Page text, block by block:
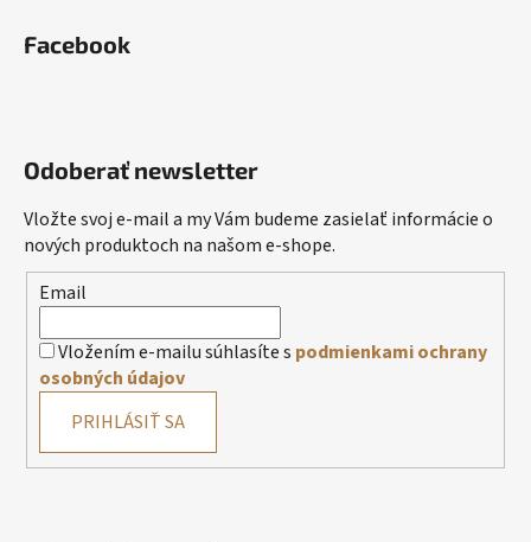
Facebook
Odoberať newsletter
Vložte svoj e-mail a my Vám budeme zasielať informácie o
nových produktoch na našom e-shope.
Email
Vložením e-mailu súhlasíte s podmienkami ochrany
osobných údajov
PRIHLÁSIŤ SA